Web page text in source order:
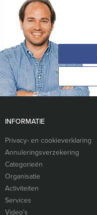
INFORMATIE
Privacy- en cookieverklaring
Annuleringsverzekering
Categorieën
Organisatie
Activiteiten
Services
Video’s